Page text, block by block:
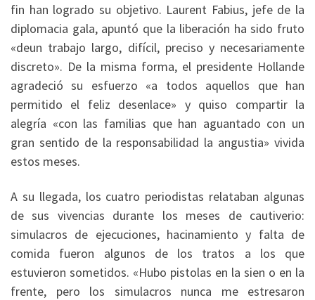
fin han logrado su objetivo. Laurent Fabius, jefe de la
diplomacia gala, apuntó que la liberación ha sido fruto
«deun trabajo largo, difícil, preciso y necesariamente
discreto». De la misma forma, el presidente Hollande
agradeció su esfuerzo «a todos aquellos que han
permitido el feliz desenlace» y quiso compartir la
alegría «con las familias que han aguantado con un
gran sentido de la responsabilidad la angustia» vivida
estos meses.
A su llegada, los cuatro periodistas relataban algunas
de sus vivencias durante los meses de cautiverio:
simulacros de ejecuciones, hacinamiento y falta de
comida fueron algunos de los tratos a los que
estuvieron sometidos. «Hubo pistolas en la sien o en la
frente, pero los simulacros nunca me estresaron